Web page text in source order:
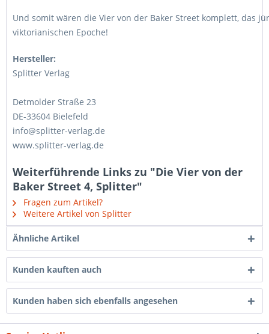
Und somit wären die Vier von der Baker Street komplett, das
viktorianischen Epoche!
Hersteller:
Splitter Verlag
Detmolder Straße 23
DE-33604 Bielefeld
info@splitter-verlag.de
www.splitter-verlag.de
Weiterführende Links zu "Die Vier von der
Baker Street 4, Splitter"
Fragen zum Artikel?
Weitere Artikel von Splitter
Ähnliche Artikel
Kunden kauften auch
Kunden haben sich ebenfalls angesehen